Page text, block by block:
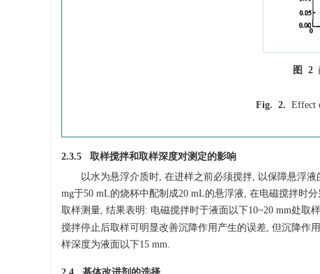
图 2
Fig. 2. Effect
2.3.5 取样搅拌和取样深度对测定的影响
以水为悬浮介质时, 在进样之前必须搅拌, 以保障悬浮
mg于50 mL的烧杯中配制成20 mL的悬浮液, 在电磁搅拌时
取样测量, 结果表明: 电磁搅拌时于液面以下10~20 mm处取
搅拌停止后取样可明显改善沉降作用产生的误差, 但沉降作
样深度为液面以下15 mm.